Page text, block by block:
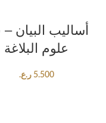
أساليب البيان
علوم البلاغة
5.500 ر.ع.